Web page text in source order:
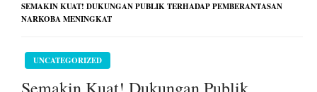
SEMAKIN KUAT! DUKUNGAN PUBLIK TERHADAP PEMBERANTASAN
NARKOBA MENINGKAT
UNCATEGORIZED